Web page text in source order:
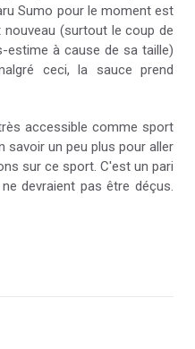
Sumo pour le moment est
(surtout le coup de
à cause de sa taille)
ceci, la sauce prend
accessible comme sport
savoir un peu plus pour aller
sur ce sport. C'est un pari
devraient pas être déçus.